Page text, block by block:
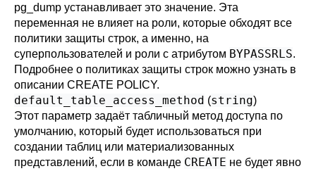
pg_dump устанавливает это значение. Эта
переменная не влияет на роли, которые обходят все
политики защиты строк, а именно, на
суперпользователей и роли с атрибутом BYPASSRLS.
Подробнее о политиках защиты строк можно узнать в
описании CREATE POLICY.
default_table_access_method (string)
Этот параметр задаёт табличный метод доступа по
умолчанию, который будет использоваться при
создании таблиц или материализованных
представлений, если в команде CREATE не будет явно